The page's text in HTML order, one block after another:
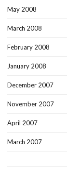
May 2008
March 2008
February 2008
January 2008
December 2007
November 2007
April 2007
March 2007